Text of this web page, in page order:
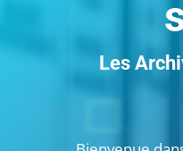
Les